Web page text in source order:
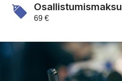
Osallistumismaksu
69 €